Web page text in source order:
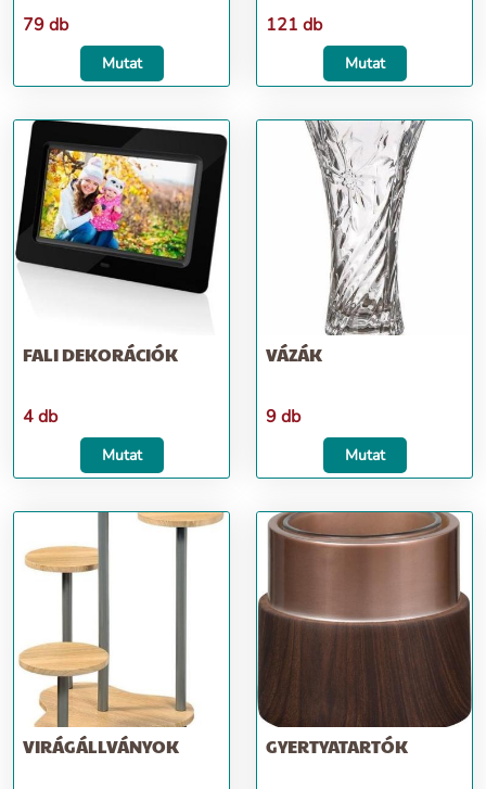
79 db
Mutat
121 db
Mutat
FALI DEKORÁCIÓK
4 db
Mutat
VÁZÁK
9 db
Mutat
VIRÁGÁLLVÁNYOK GYERTYATARTÓK